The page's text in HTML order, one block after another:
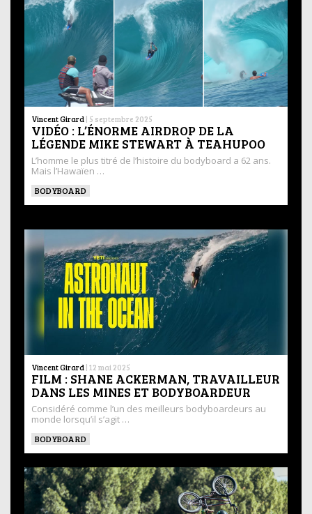
Vincent Girard | 5 septembre 2025
VIDÉO : L’ÉNORME AIRDROP DE LA
LÉGENDE MIKE STEWART À TEAHUPOO
L’homme le plus titré de l’histoire du bodyboard a 62 ans.
Mais l’Hawaïen …
BODYBOARD
Vincent Girard | 12 mai 2025
FILM : SHANE ACKERMAN, TRAVAILLEUR
DANS LES MINES ET BODYBOARDEUR
Considéré comme l’un des meilleurs bodyboardeurs au
monde lorsqu’il s’agit …
BODYBOARD